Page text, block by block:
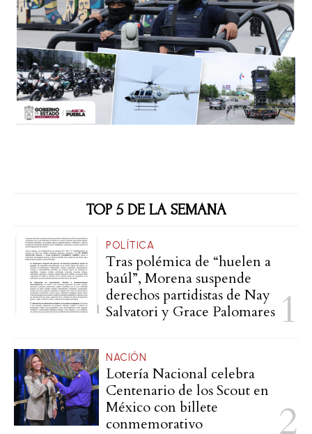
TOP 5 DE LA SEMANA
POLÍTICA
Tras polémica de “huelen a
baúl”, Morena suspende
derechos partidistas de Nay
Salvatori y Grace Palomares
NACIÓN
Lotería Nacional celebra
Centenario de los Scout en
México con billete
conmemorativo